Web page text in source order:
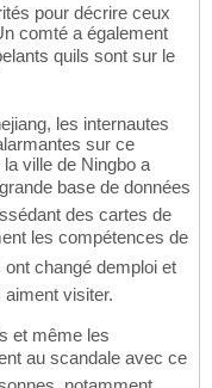
pour décrire ceux
comté a également
quils sont sur le
les internautes
sur ce
ville de Ningbo a
base de données
des cartes de
les compétences de
changé demploi et
visiter.
et même les
au scandale avec ce